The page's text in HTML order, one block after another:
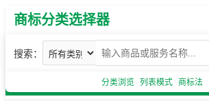
商标分类选择器
搜索：
分类浏览 列表模式 商标法